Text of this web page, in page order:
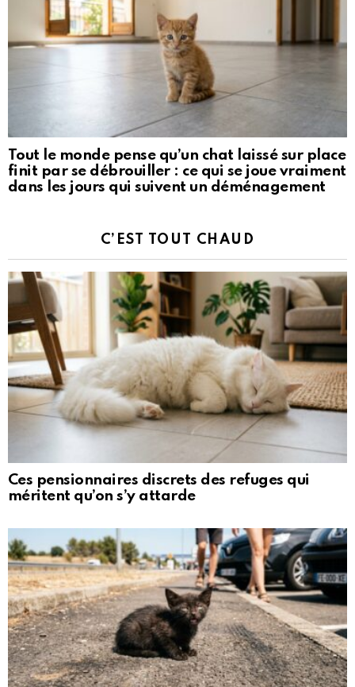
Tout le monde pense qu’un chat laissé sur place
finit par se débrouiller : ce qui se joue vraiment
dans les jours qui suivent un déménagement
C’EST TOUT CHAUD
Ces pensionnaires discrets des refuges qui
méritent qu’on s’y attarde